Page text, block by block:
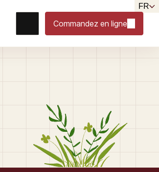
Commandez en ligne
FR